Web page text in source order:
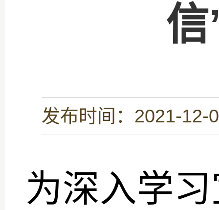
发布时间：2021-12-
为深入学